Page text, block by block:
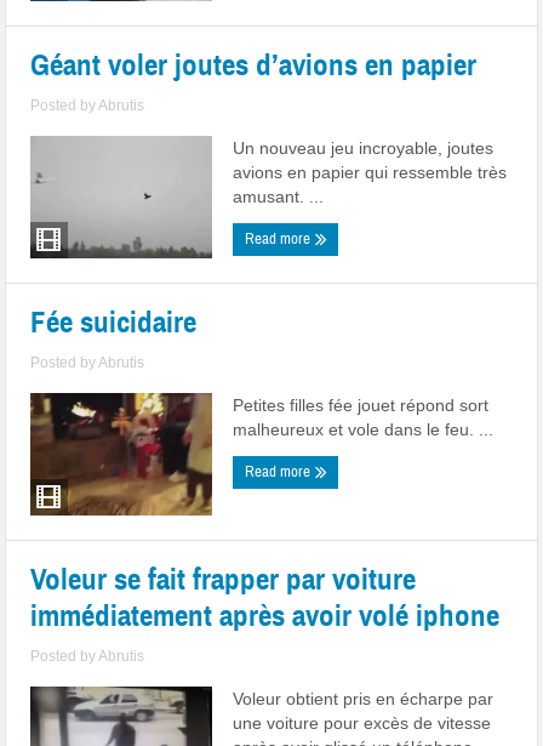
Géant voler joutes d’avions en papier
Posted byAbrutis
Un nouveau jeu incroyable, joutes
avions en papier qui ressemble très
amusant. ...
Read more
Fée suicidaire
Posted byAbrutis
Petites filles fée jouet répond sort
malheureux et vole dans le feu. ...
Read more
Voleur se fait frapper par voiture
immédiatement après avoir volé iphone
Posted byAbrutis
Voleur obtient pris en écharpe par
une voiture pour excès de vitesse